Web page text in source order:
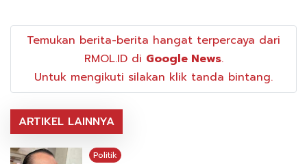
Temukan berita-berita hangat terpercaya dari
RMOL.ID di Google News.
Untuk mengikuti silakan klik tanda bintang.
ARTIKEL LAINNYA
Politik